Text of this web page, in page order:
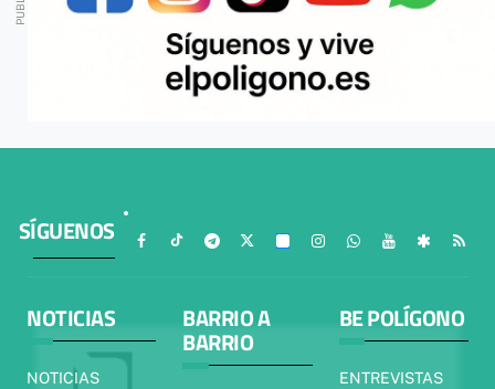
SÍGUENOS
NOTICIAS
NOTICIAS
BARRIO A
BARRIO
BE POLÍGONO
ENTREVISTAS